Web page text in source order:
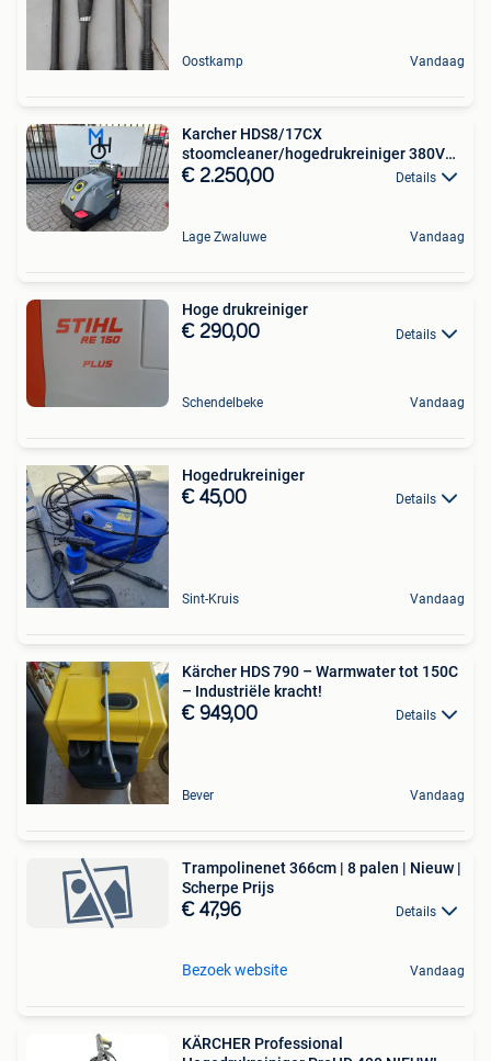
Oostkamp Vandaag
Karcher HDS8/17CX
stoomcleaner/hogedrukreiniger 380V
BJ2018
€ 2.250,00 Details
Lage Zwaluwe Vandaag
Hoge drukreiniger
€ 290,00 Details
Schendelbeke Vandaag
Hogedrukreiniger
€ 45,00 Details
Sint-Kruis Vandaag
Kärcher HDS 790 – Warmwater tot 150C
– Industriële kracht!
€ 949,00 Details
Bever Vandaag
Trampolinenet 366cm | 8 palen | Nieuw |
Scherpe Prijs
€ 47,96 Details
Bezoek website Vandaag
KÄRCHER Professional